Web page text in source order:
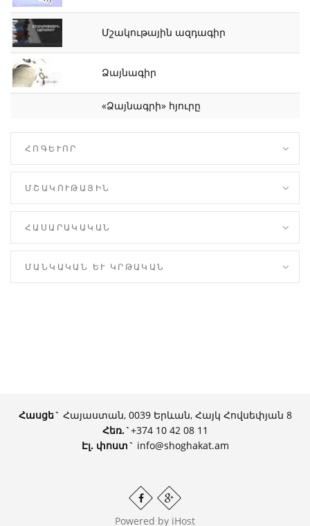
Մշակութային ազդագիր
Ձայնագիր
«Ձայնագրի» հյուրը
ՀՈԳԵՒՈՐ
ՄՇԱԿՈՒԹԱՅԻՆ
ՀԱՍԱՐԱԿԱԿԱՆ
ՄԱՆԿԱԿԱՆ ԵՒ ԿՐԹԱԿԱՆ
Հասցե` Հայաստան, 0039 Երևան, Հայկ Հովսեփյան 8
Հեռ.`+374 10 42 08 11
Էլ. փոստ` info@shoghakat.am
Powered by iHost